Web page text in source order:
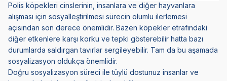
Polis köpekleri cinslerinin, insanlara ve diğer hayvanlara
alışması için sosyalleştirilmesi sürecin olumlu ilerlemesi
açısından son derece önemlidir. Bazen köpekler etrafındaki
diğer etkenlere karşı korku ve tepki gösterebilir hatta bazı
durumlarda saldırgan tavırlar sergileyebilir. Tam da bu aşamada
sosyalizasyon oldukça önemlidir.
Doğru sosyalizasyon süreci ile tüylü dostunuz insanlar ve